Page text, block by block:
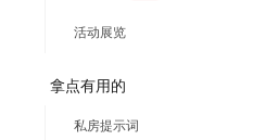
活动展览
拿点有用的
私房提示词